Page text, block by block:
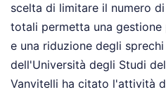
scelta di limitare il numero
totali permetta una
e una riduzione degli
dell'Università degli Studi
Vanvitelli ha citato l'attività